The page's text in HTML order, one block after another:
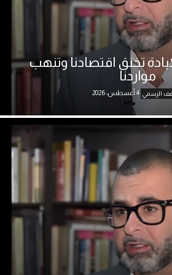
تخنق اقتصادنا وتنهب
مواردنا
الرسمي 4 أغسطس، 2026